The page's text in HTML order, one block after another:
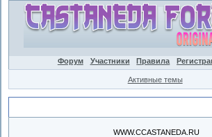
Форум Участники Правила
Активные темы
WWW.CCASTANEDA.RU